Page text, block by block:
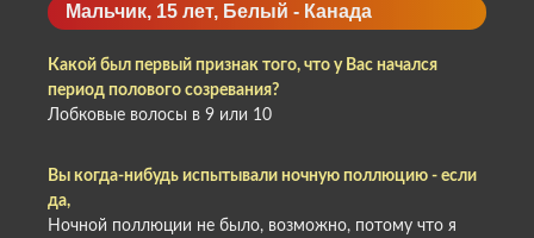
Мальчик, 15 лет, Белый - Канада
Какой был первый признак того, что у Вас начался
период полового созревания?
Лобковые волосы в 9 или 10
Вы когда-нибудь испытывали ночную поллюцию - если
да,
Ночной поллюции не было, возможно, потому что я